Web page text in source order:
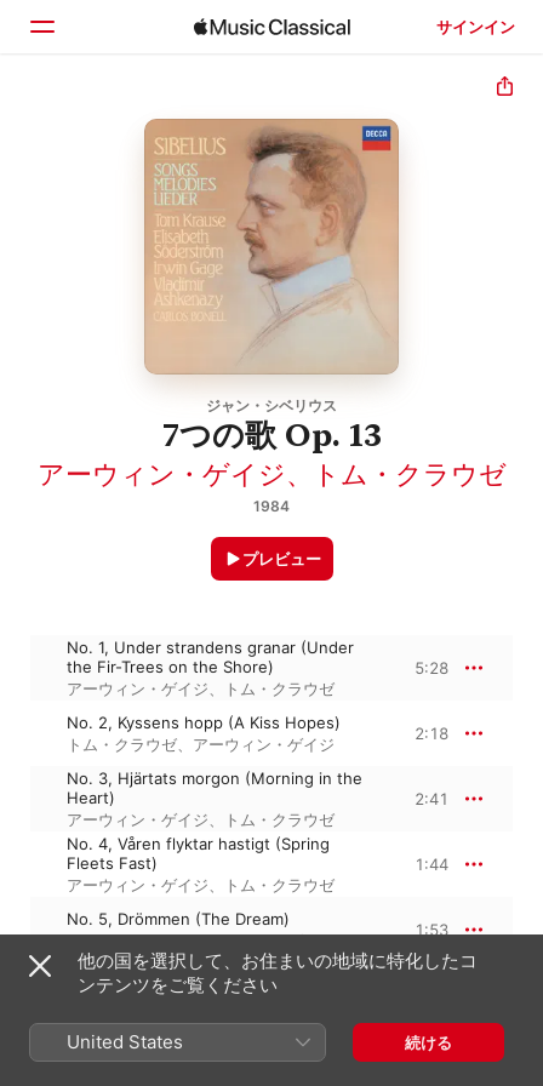
サインイン
見つける
ジャン・シベリウス
7つの歌 Op. 13
アーウィン・ゲイジ、 トム・クラウゼ
1984
プレビュー
No. 1, Under strandens granar (Under
the Fir-Trees on the Shore)
アーウィン・ゲイジ
トム・クラウゼ
5:28
No. 2, Kyssens hopp (A Kiss Hopes)
トム・クラウゼ
アーウィン・ゲイジ
2:18
No. 3, Hjärtats morgon (Morning in the
Heart)
アーウィン・ゲイジ
トム・クラウゼ
2:41
No. 4, Våren flyktar hastigt (Spring
Fleets Fast)
アーウィン・ゲイジ
トム・クラウゼ
1:44
No. 5, Drömmen (The Dream)
トム・クラウゼ、アーウィン・ゲイジ
1:53
No. 6, Till Frigga (To Frigga)
No. 7, Jägargossen (The Young
Huntsman)
3:23
他の国を選択して、お住まいの地域に特化したコ
ンテンツをご覧ください
United States 続ける